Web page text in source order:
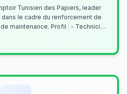
Tunisien des Papiers, leader
le cadre du renforcement de
Profil : - Technicien